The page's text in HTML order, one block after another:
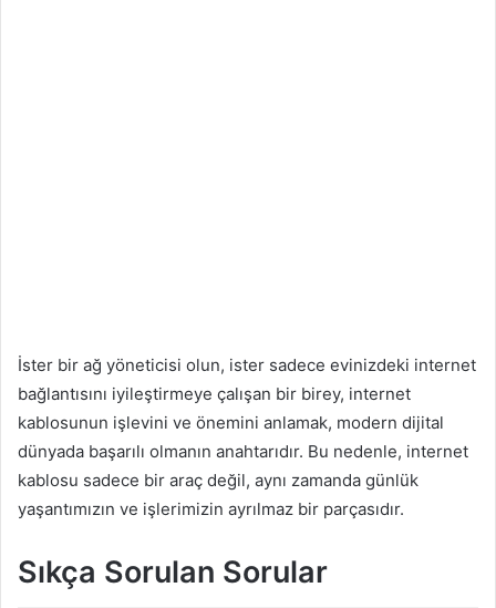
İster bir ağ yöneticisi olun, ister sadece evinizdeki internet
bağlantısını iyileştirmeye çalışan bir birey, internet
kablosunun işlevini ve önemini anlamak, modern dijital
dünyada başarılı olmanın anahtarıdır. Bu nedenle, internet
kablosu sadece bir araç değil, aynı zamanda günlük
yaşantımızın ve işlerimizin ayrılmaz bir parçasıdır.
Sıkça Sorulan Sorular